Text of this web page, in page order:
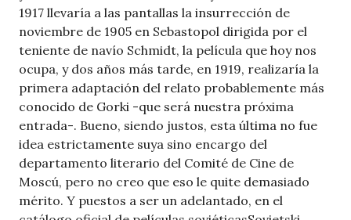
1917 llevaría a las pantallas la insurrección de
noviembre de 1905 en Sebastopol dirigida por el
teniente de navío Schmidt, la película que hoy nos
ocupa, y dos años más tarde, en 1919, realizaría la
primera adaptación del relato probablemente más
conocido de Gorki -que será nuestra próxima
entrada-. Bueno, siendo justos, esta última no fue
idea estrictamente suya sino encargo del
departamento literario del Comité de Cine de
Moscú, pero no creo que eso le quite demasiado
mérito. Y puestos a ser un adelantado, en el